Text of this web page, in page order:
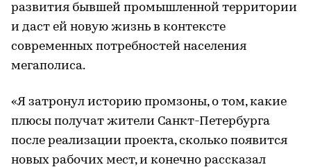
развития бывшей промышленной территории
и даст ей новую жизнь в контексте
современных потребностей населения
мегаполиса.
«Я затронул историю промзоны, о том, какие
плюсы получат жители Санкт-Петербурга
после реализации проекта, сколько появится
новых рабочих мест, и конечно рассказал